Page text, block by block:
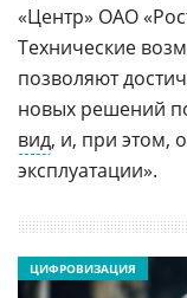
«Центр» ОАО
Технические
позволяют
новых решений
вид, и, при этом,
эксплуатации».
ЦИФРОВИЗАЦИЯ